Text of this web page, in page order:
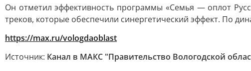
Он отметил эффективность программы «Семья — оплот
треков, которые обеспечили синергетический эффект. По
https://max.ru/vologdaoblast
Источник: Канал в МАКС "Правительство Вологодской